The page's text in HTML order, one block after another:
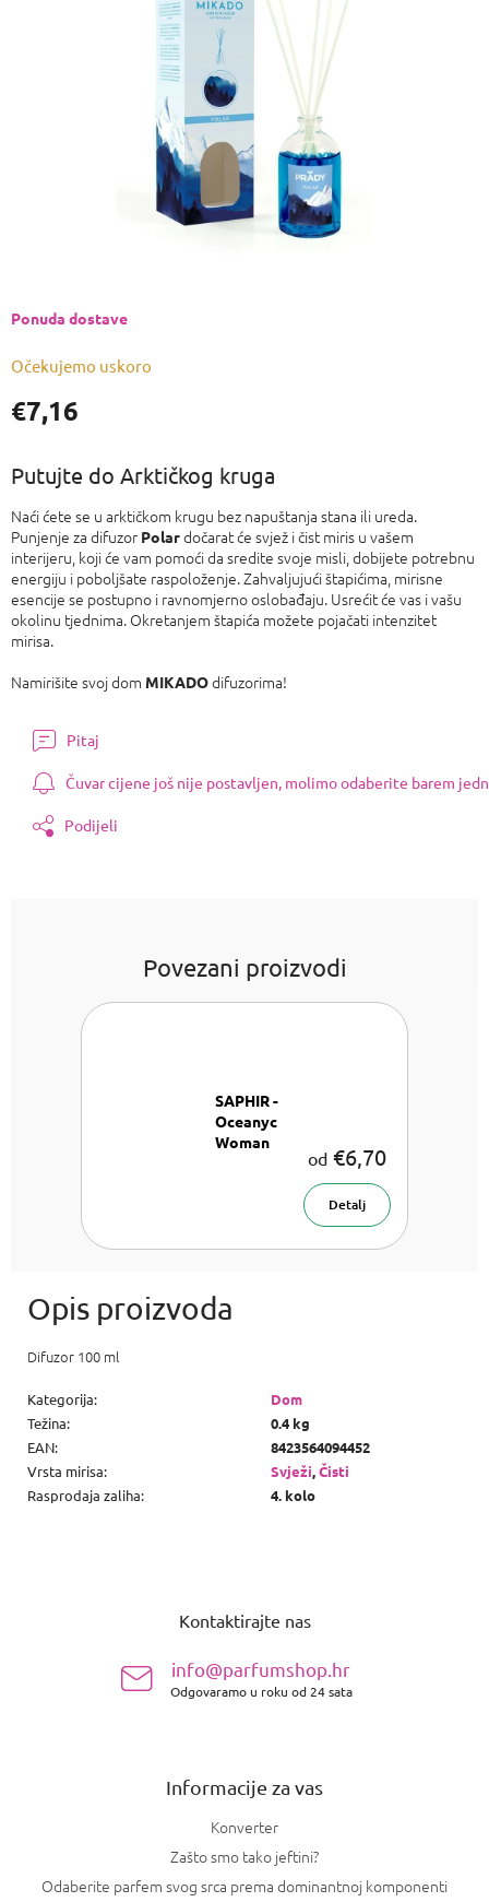
€7,16
Izmjeri
Očekujemo uskoro
Ponuda dostave
Putujte do Arktičkog kruga
Naći ćete se u arktičkom krugu bez napuštanja stana ili ureda.
Punjenje za difuzor Polardočarat će svjež i čist miris u vašem
interijeru, koji će vam pomoći da sredite svoje misli, dobijete potrebnu
energiju i poboljšate raspoloženje. Zahvaljujući štapićima, mirisne
esencije se postupno i ravnomjerno oslobađaju. Usrećit će vas i vašu
okolinu tjednima. Okretanjem štapića možete pojačati intenzitet
mirisa.
Namirišite svoj dom MIKADOdifuzorima!
Pitaj
Čuvar cijene još nije postavljen, molimo odaberite barem
Podijeli
Povezani proizvodi
SAPHIR -
Oceanyc
Woman
od €6,70
Detalj
Difuzor 100 ml
Kategorija:
Dom
Težina:
0.4 kg
EAN:
8423564094452
Vrsta mirisa: Svježi,Čisti
Rasprodaja zaliha: 4. kolo
Kontaktirajte nas
info@parfumshop.hr
Odgovaramo u roku od 24 sata
Informacije za vas
Konverter
Zašto smo tako jeftini?
Odaberite parfem svog srca prema dominantnoj komponenti